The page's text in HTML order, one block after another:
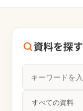
資料を探す